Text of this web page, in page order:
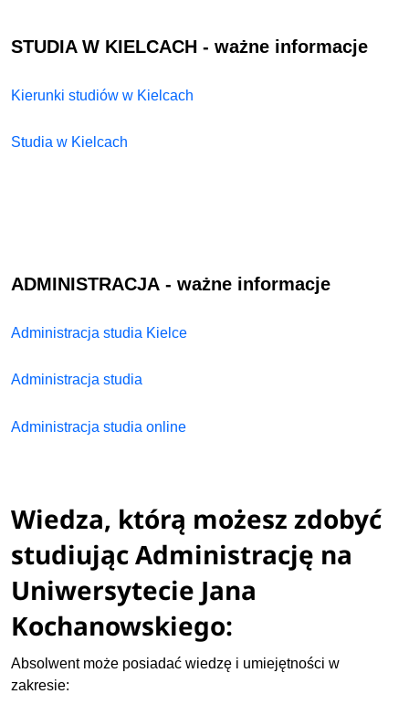
STUDIA W KIELCACH - ważne informacje
Kierunki studiów w Kielcach
Studia w Kielcach
ADMINISTRACJA - ważne informacje
Administracja studia Kielce
Administracja studia
Administracja studia online
Wiedza, którą możesz zdobyć
studiując Administrację na
Uniwersytecie Jana
Kochanowskiego:
Absolwent może posiadać wiedzę i umiejętności w
zakresie: